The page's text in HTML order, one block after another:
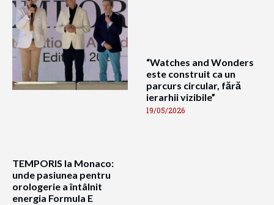
TEMPORIS la Monaco:
unde pasiunea pentru
orologerie a întâlnit
energia Formula E
“Watches and Wonders
este construit ca un
parcurs circular, fără
ierarhii vizibile”
19/05/2026